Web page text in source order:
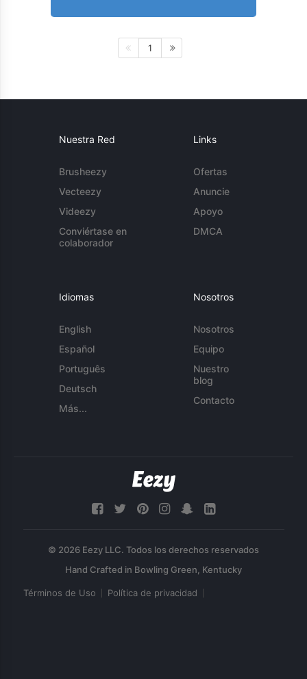
1
Nuestra Red
Brusheezy
Vecteezy
Videezy
Conviértase en
colaborador
Links
Ofertas
Anuncie
Apoyo
DMCA
Idiomas
English
Español
Português
Deutsch
Más...
Nosotros
Nosotros
Equipo
Nuestro
blog
Contacto
© 2026 Eezy LLC. Todos los derechos reservados
Términos de Uso Política de privacidad